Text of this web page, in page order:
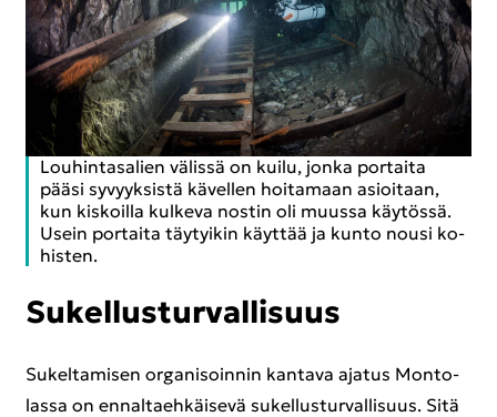
Lou­hin­ta­sa­lien vä­lis­sä on kuilu, jonka por­tai­ta
pääsi sy­vyyk­sis­tä kä­vel­len hoi­ta­maan asioi­taan,
kun kis­koil­la kul­ke­va nos­tin oli muus­sa käy­tös­sä.
Usein por­tai­ta täy­tyi­kin käyt­tää ja kunto nousi ko­
his­ten.
Su­kel­lus­tur­val­li­suus
Su­kel­ta­mi­sen or­ga­ni­soin­nin kan­ta­va aja­tus Mon­to­
las­sa on en­nal­taeh­käi­se­vä su­kel­lus­tur­val­li­suus. Sitä